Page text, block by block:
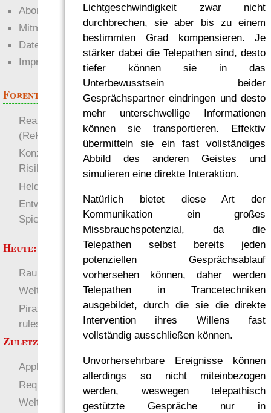
Lichtgeschwindigkeit zwar nicht
durchbrechen, sie aber bis zu einem
bestimmten Grad kompensieren. Je
stärker dabei die Telepathen sind, desto
tiefer können sie in das
Unterbewusstsein beider
Gesprächspartner eindringen und desto
mehr unterschwellige Informationen
können sie transportieren. Effektiv
übermitteln sie ein fast vollständiges
Abbild des anderen Geistes und
simulieren eine direkte Interaktion.
Natürlich bietet diese Art der
Kommunikation ein großes
Missbrauchspotenzial, da die
Telepathen selbst bereits jeden
potenziellen Gesprächsablauf
vorhersehen können, daher werden
Telepathen in Trancetechniken
ausgebildet, durch die sie die direkte
Intervention ihres Willens fast
vollständig ausschließen können.
Unvorhersehrbare Ereignisse können
allerdings so nicht miteinbezogen
werden, weswegen telepathisch
gestützte Gespräche nur in
Abonnieren
Mitmachen
Datenschutz
Impressum
Forenthemen
Realistische Kämpfe
(ReKa)
Konzept für Schwächen:
Risiko
Heldendokument
Entwicklung von
Spielwelten
Heute:
RaumZeit
Deutsch
Welten
Pirate Party Flyerbook
rules
Zuletzt angezeigt:
Appliance 2008
Requestarchiv
Verhör
Welten